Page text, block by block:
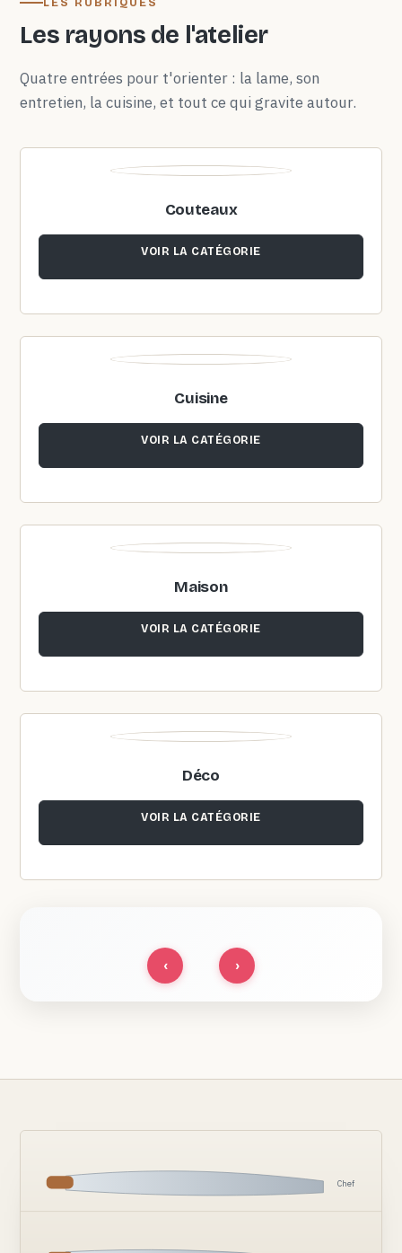
Les rayons de l'atelier
Quatre entrées pour t'orienter : la lame, son
entretien, la cuisine, et tout ce qui gravite autour.
Couteaux
VOIR LA CATÉGORIE
Cuisine
VOIR LA CATÉGORIE
Maison
VOIR LA CATÉGORIE
Déco
VOIR LA CATÉGORIE
‹ ›
Chef